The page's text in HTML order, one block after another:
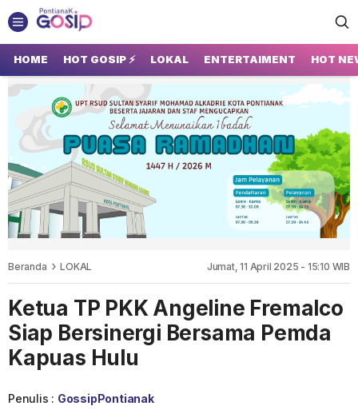
GOSIP PONTIANAK
Tempatnya Gosip Terupdate Pontianak
HOME HOT GOSIP ⚡ LOKAL ENTERTAIMENT HOT
Beranda LOKAL Jumat, 11 April 2025 - 15:10 WIB
Ketua TP PKK Angeline Fremalco
Siap Bersinergi Bersama Pemda
Kapuas Hulu
Penulis : GossipPontianak